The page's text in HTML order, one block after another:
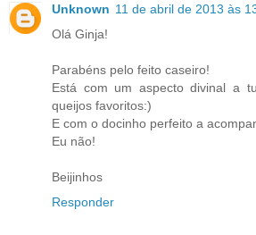
Unknown 11 de abril de 2013 às
Olá Ginja!
Parabéns pelo feito caseiro!
Está com um aspecto divinal a
queijos favoritos:)
E com o docinho perfeito a
Eu não!
Beijinhos
Responder